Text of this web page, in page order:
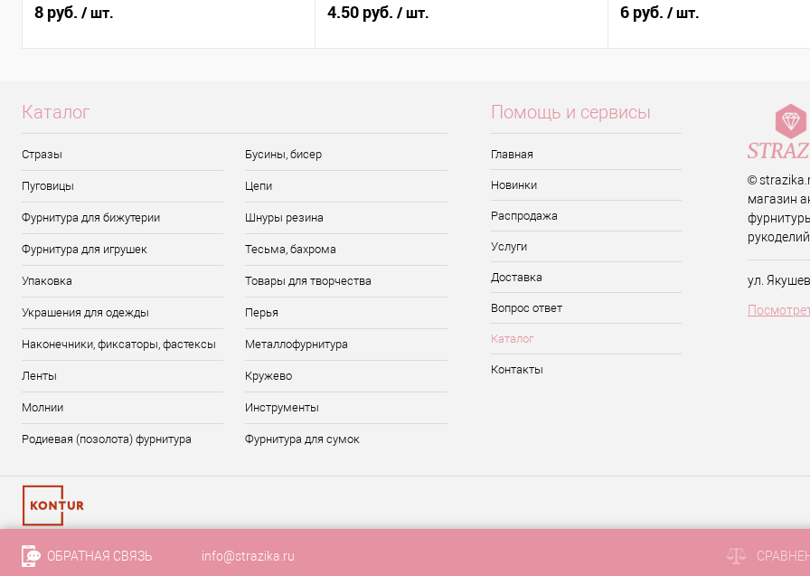
8 руб. / шт. 4.50 руб. / шт. 6 руб. / шт.
Каталог
Стразы Бусины, бисер
Пуговицы Цепи
Фурнитура для бижутерии Шнуры резина
Фурнитура для игрушек Тесьма, бахрома
Упаковка Товары для творчества
Украшения для одежды Перья
Наконечники, фиксаторы, фастексы Металлофурнитура
Ленты Кружево
Молнии Инструменты
Родиевая (позолота) фурнитура Фурнитура для сумок
Помощь и сервисы
Главная
Новинки
Распродажа
Услуги
Доставка
Вопрос ответ
Каталог
Контакты
©
магазин
ул.
ОБРАТНАЯ СВЯЗЬ info@strazika.ru